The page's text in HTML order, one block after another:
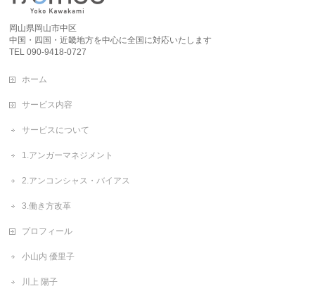
岡山県岡山市中区
中国・四国・近畿地方を中心に全国に対応いたします
TEL 090-9418-0727
ホーム
サービス内容
サービスについて
1.アンガーマネジメント
2.アンコンシャス・バイアス
3.働き方改革
プロフィール
小山内 優里子
川上 陽子